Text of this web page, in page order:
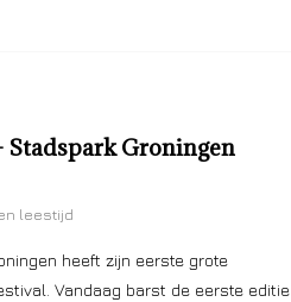
Stadspark Groningen
leestijd
heeft zijn eerste grote
Vandaag barst de eerste editie